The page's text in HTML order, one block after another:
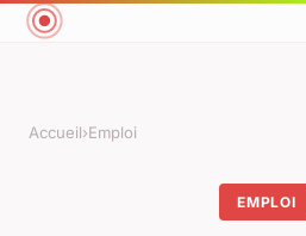
Accueil›Emploi
EMPLOI